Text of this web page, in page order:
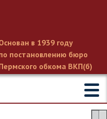
в 1939 году
постановлению бюро
обкома ВКП(б)